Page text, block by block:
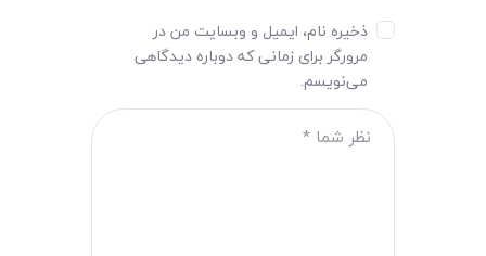
ذخیره نام، ایمیل و وبسایت من در
مرورگر برای زمانی که دوباره دیدگاهی
می‌نویسم.